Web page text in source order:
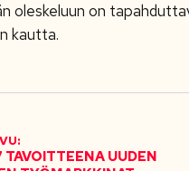
oleskeluun on
kautta.
UUDEN